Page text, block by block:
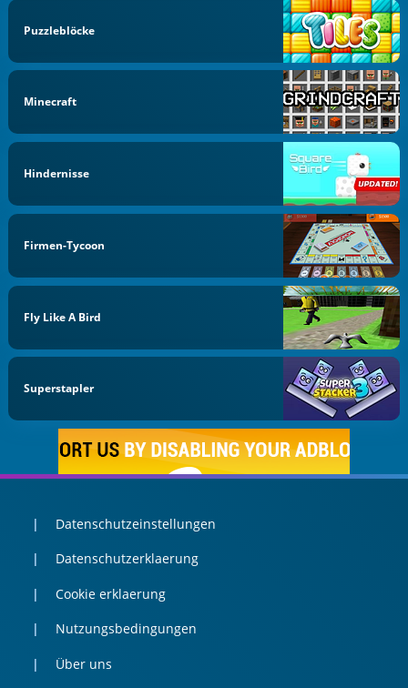
Puzzleblöcke
Minecraft
Hindernisse
Firmen-Tycoon
Fly Like A Bird
Superstapler
Datenschutzeinstellungen
Datenschutzerklaerung
Cookie erklaerung
Nutzungsbedingungen
Über uns